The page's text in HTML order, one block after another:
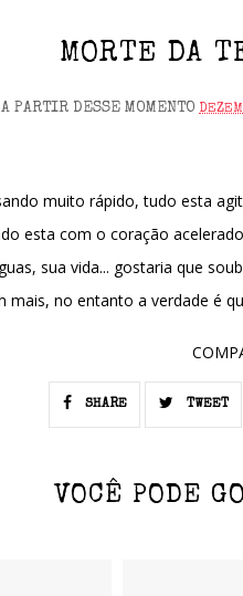
MORTE DA
A PARTIR DESSE MOMENTO
muito rápido, tudo esta
esta com o coração
sua vida... gostaria que
mais, no entanto a verdade é
SHARE TWEET
VOCÊ PODE